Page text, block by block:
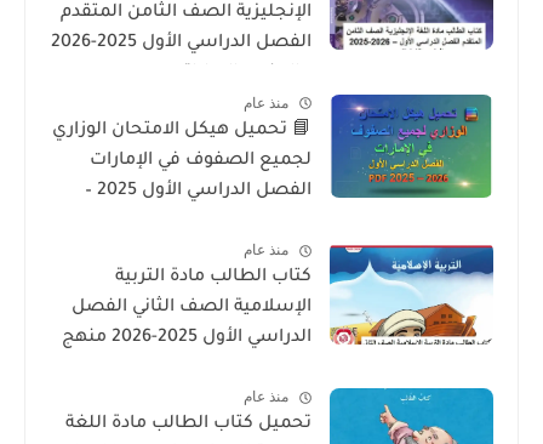
الإنجليزية الصف الثامن المتقدم
الفصل الدراسي الأول 2025-2026
منذ عام
📘 تحميل هيكل الامتحان الوزاري
لجميع الصفوف في الإمارات
الفصل الدراسي الأول 2025 –
منذ عام
كتاب الطالب مادة التربية
الإسلامية الصف الثاني الفصل
الدراسي الأول 2025-2026 منهج
منذ عام
تحميل كتاب الطالب مادة اللغة